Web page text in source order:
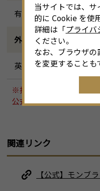
有り
外国語対応
英語
※掲載内容は変更となる
公式ホームページ等に
関連リンク
【公式】モンブ
当サイトでは、
的に Cookie を使
詳細は「プライバ
ください。
なお、ブラウザ
を変更することも